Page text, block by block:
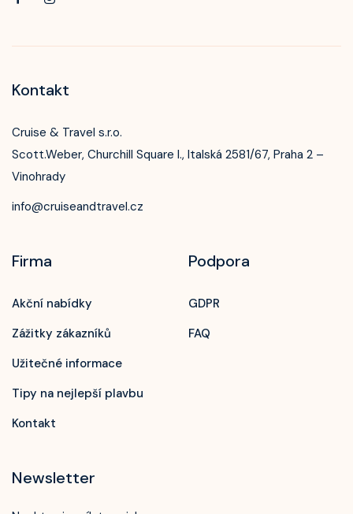
Kontakt
Cruise & Travel s.r.o.
Scott.Weber, Churchill Square I., Italská 2581/67, Praha 2 –
Vinohrady
info@cruiseandtravel.cz
Firma
Akční nabídky
Zážitky zákazníků
Užitečné informace
Tipy na nejlepší plavbu
Kontakt
Podpora
GDPR
FAQ
Newsletter